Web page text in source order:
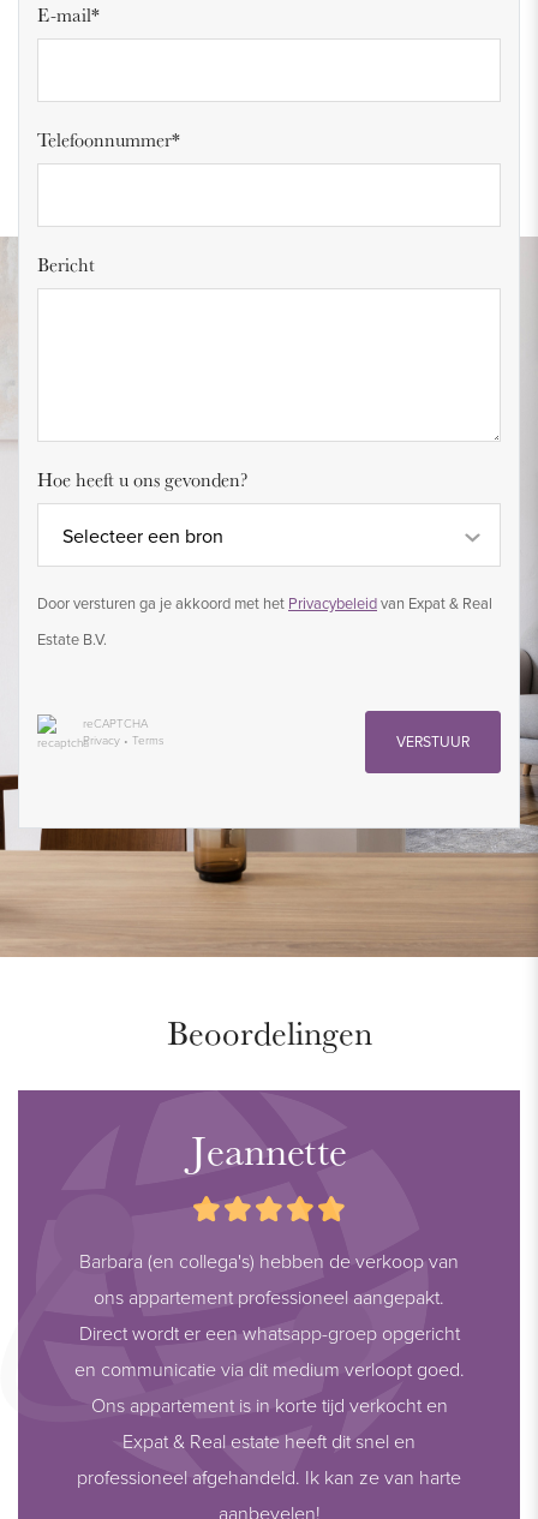
E-mail*
Telefoonnummer*
Bericht
Hoe heeft u ons gevonden?
Selecteer een bron
Door versturen ga je akkoord met het Privacybeleidvan Expat & Real
Estate B.V.
reCAPTCHA
Privacy • Terms VERSTUUR
Beoordelingen
Jeannette
Barbara (en collega's) hebben de verkoop van
ons appartement professioneel aangepakt.
Direct wordt er een whatsapp-groep opgericht
en communicatie via dit medium verloopt goed.
Ons appartement is in korte tijd verkocht en
Expat & Real estate heeft dit snel en
professioneel afgehandeld. Ik kan ze van harte
aanbevelen!